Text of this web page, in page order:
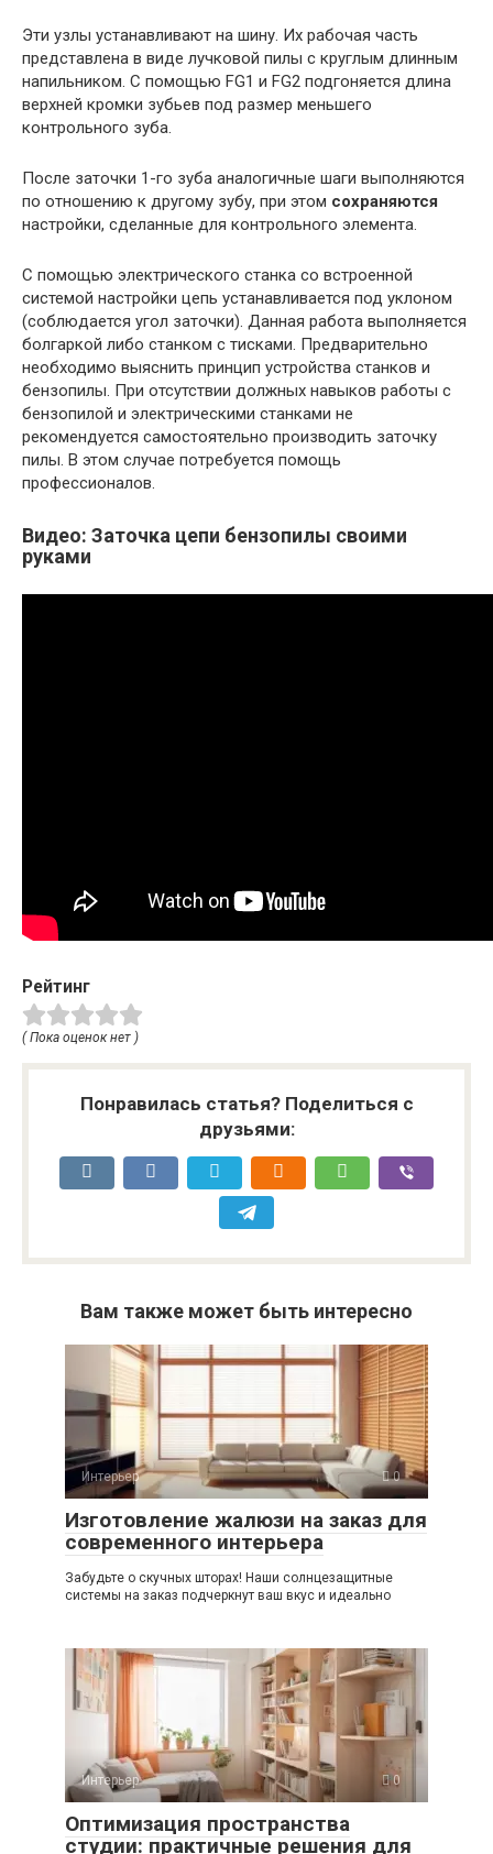
Эти узлы устанавливают на шину. Их рабочая часть
представлена в виде лучковой пилы с круглым длинным
напильником. С помощью FG1 и FG2 подгоняется длина
верхней кромки зубьев под размер меньшего
контрольного зуба.
После заточки 1-го зуба аналогичные шаги выполняются
по отношению к другому зубу, при этом сохраняются
настройки, сделанные для контрольного элемента.
С помощью электрического станка со встроенной
системой настройки цепь устанавливается под уклоном
(соблюдается угол заточки). Данная работа выполняется
болгаркой либо станком с тисками. Предварительно
необходимо выяснить принцип устройства станков и
бензопилы. При отсутствии должных навыков работы с
бензопилой и электрическими станками не
рекомендуется самостоятельно производить заточку
пилы. В этом случае потребуется помощь
профессионалов.
Видео: Заточка цепи бензопилы своими
руками
Рейтинг
( Пока оценок нет )
Понравилась статья? Поделиться с
друзьями:
Вам также может быть интересно
Интерьер 0
Изготовление жалюзи на заказ для
современного интерьера
Забудьте о скучных шторах! Наши солнцезащитные
системы на заказ подчеркнут ваш вкус и идеально
Интерьер 0
Оптимизация пространства
студии: практичные решения для